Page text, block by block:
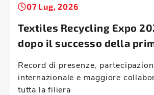
07 Lug, 2026
Textiles Recycling Expo
dopo il successo della
Record di presenze,
internazionale e maggiore
tutta la filiera